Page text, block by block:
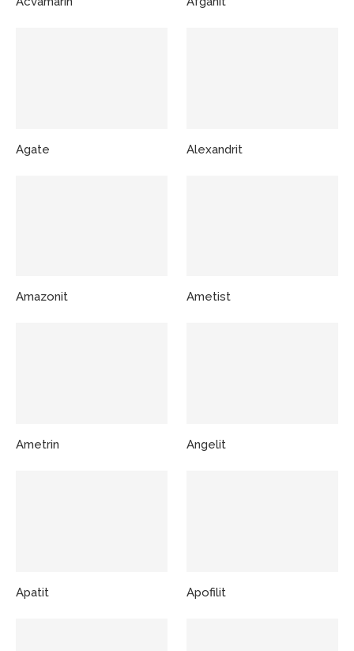
Agate Alexandrit
Amazonit Ametist
Ametrin Angelit
Apatit Apofilit